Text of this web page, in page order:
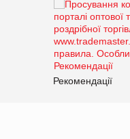
Рекомендації